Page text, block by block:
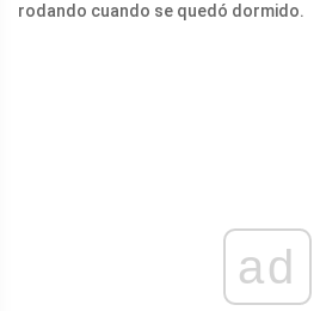
rodando cuando se quedó dormido.
ad